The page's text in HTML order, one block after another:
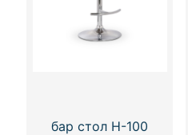
бар стол Н-100